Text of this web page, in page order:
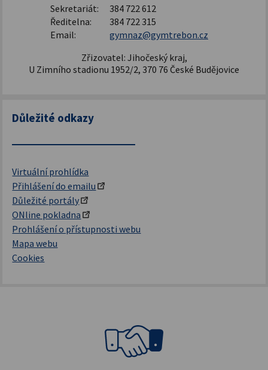
Sekretariát:
384 722 612
Ředitelna:
384 722 315
Email:
gymnaz@gymtrebon.cz
Zřizovatel: Jihočeský kraj,
U Zimního stadionu 1952/2, 370 76 České Budějovice
Důležité odkazy
Virtuální prohlídka
Přihlášení do emailu
Důležité portály
ONline pokladna
Prohlášení o přístupnosti webu
Mapa webu
Cookies